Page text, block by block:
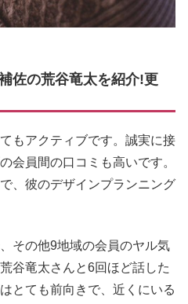
佐の荒谷竜太を紹介!更
もアクティブです。誠実に接
会員間の口コミも高いです。
、彼のデザインプランニング
その他9地域の会員のヤル気
谷竜太さんと6回ほど話した
とても前向きで、近くにいる